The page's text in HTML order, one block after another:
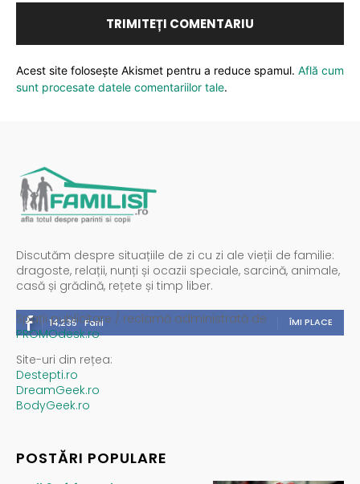
Acest site folosește Akismet pentru a reduce spamul. Află cum
sunt procesate datele comentariilor tale.
Discutăm despre situațiile de zi cu zi ale vieții de familie:
dragoste, relații, nunți și ocazii speciale, sarcină, animale,
casă și grădină, rețete și timp liber.
14,235 Fani ÎMI PLACE
Spații publicitare / reclamă administrată de
PROMOdesk.ro
Site-uri din rețea:
Destepti.ro
DreamGeek.ro
BodyGeek.ro
POSTĂRI POPULARE